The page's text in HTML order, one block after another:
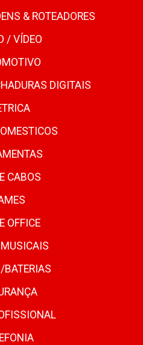
& ROTEADORES
/ VÍDEO
DIGITAIS
CABOS
OFFICE
MUSICAIS
BATERIAS